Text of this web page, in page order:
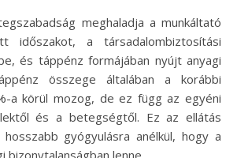
meghaladja a munkáltató
időszakot, a társadalombiztosítási
és táppénz formájában nyújt anyagi
összege általában a korábbi
a körül mozog, de ez függ az egyéni
és a betegségtől. Ez az ellátás
gyógyulásra anélkül, hogy a
bizonytalanságban lenne.